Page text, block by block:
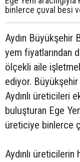
binlerce çuval besi
Aydın
yem fiyatlarından
ölçekli aile
ediyor.
Aydınlı üreticileri
buluşturan Ege
üreticiye binlerce
Aydınlı üreticilerin